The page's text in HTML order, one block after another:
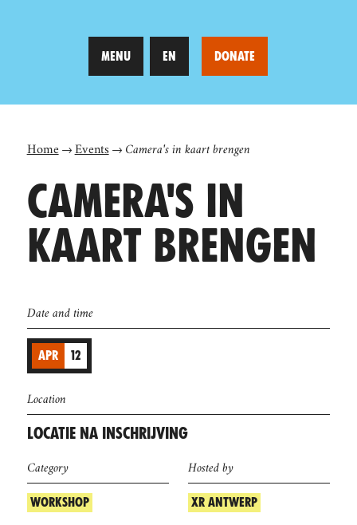
MENU EN DONATE
Home Events Camera's in kaart brengen
CAMERA'S IN
KAART BRENGEN
Date and time
APR 12
Location
LOCATIE NA INSCHRIJVING
Category
WORKSHOP
Hosted by
XR ANTWERP